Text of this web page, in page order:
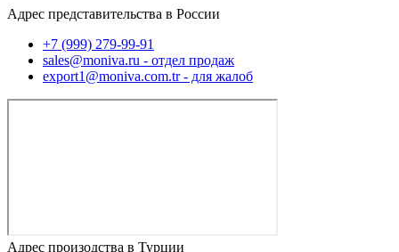
Адрес представительства в России
+7 (999) 279-99-91
sales@moniva.ru - отдел продаж
export1@moniva.com.tr - для жалоб
Адрес произодства в Турции